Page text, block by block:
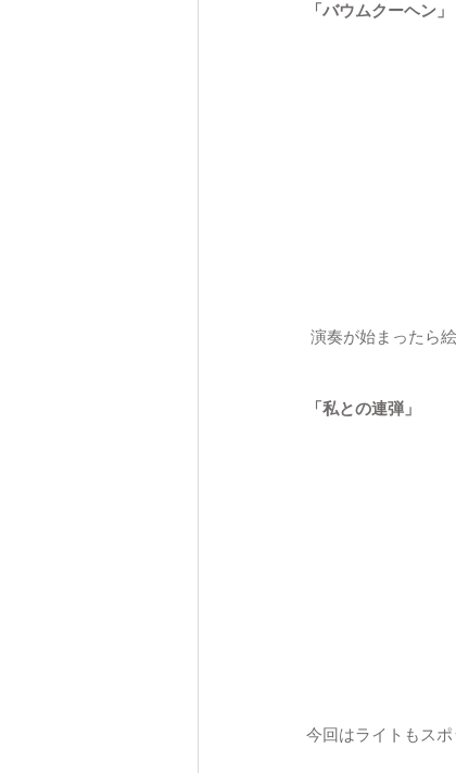
「バウムクーヘン」
演奏が始まったら
「私との連弾」
今回はライトもス